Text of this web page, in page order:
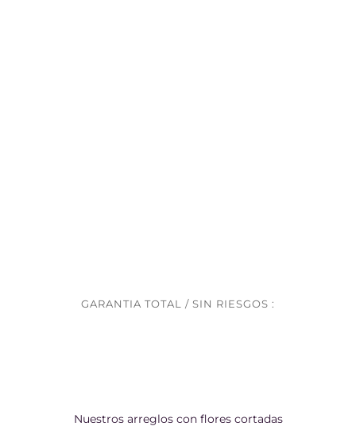
GARANTIA TOTAL / SIN RIESGOS :
Nuestros arreglos con flores cortadas